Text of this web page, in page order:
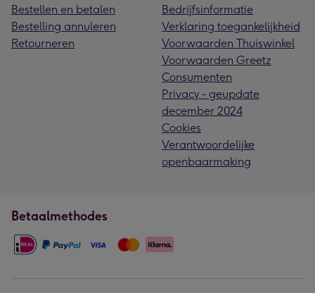
Bestellen en betalen
Bestelling annuleren
Retourneren
Bedrijfsinformatie
Verklaring toegankelijkheid
Voorwaarden Thuiswinkel
Voorwaarden Greetz
Consumenten
Privacy - geupdate
december 2024
Cookies
Verantwoordelijke
openbaarmaking
Betaalmethodes